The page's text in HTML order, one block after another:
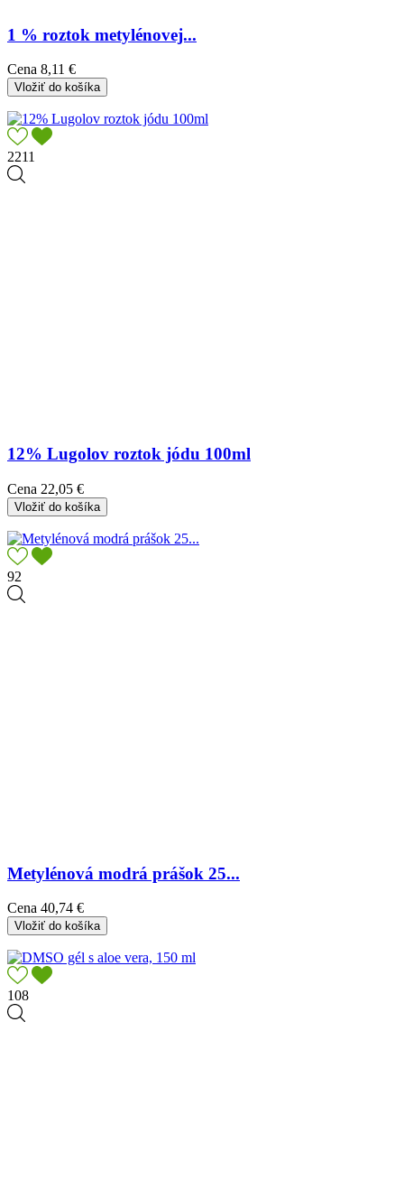
1 % roztok metylénovej...
Cena 8,11 €
Vložiť do košíka
2211
12% Lugolov roztok jódu 100ml
Cena 22,05 €
Vložiť do košíka
92
Metylénová modrá prášok 25...
Cena 40,74 €
Vložiť do košíka
108